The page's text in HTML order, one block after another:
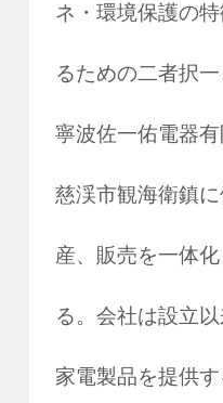
ネ・環境保護の
るための二者択一
寧波佐一佑電器
慈渓市観海衛鎮
産、販売を一体
る。会社は設立
家電製品を提供